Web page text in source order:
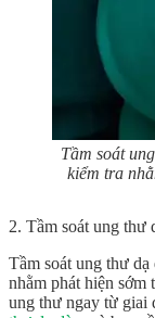
Tầm soát
kiểm tra
2. Tầm soát ung thư
Tầm soát ung thư
nhằm phát hiện sớm
ung thư ngay từ giai